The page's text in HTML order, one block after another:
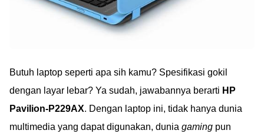
Butuh laptop seperti apa sih kamu? Spesifikasi gokil
dengan layar lebar? Ya sudah, jawabannya berarti HP
Pavilion-P229AX. Dengan laptop ini, tidak hanya dunia
multimedia yang dapat digunakan, dunia gaming pun